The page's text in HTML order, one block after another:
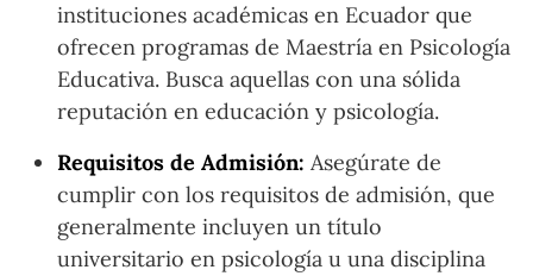
instituciones académicas en Ecuador que
ofrecen programas de Maestría en Psicología
Educativa. Busca aquellas con una sólida
reputación en educación y psicología.
Requisitos de Admisión: Asegúrate de
cumplir con los requisitos de admisión, que
generalmente incluyen un título
universitario en psicología u una disciplina